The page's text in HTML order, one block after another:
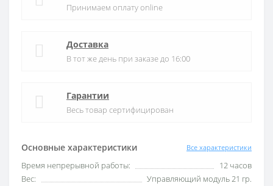
Основные характеристики Все характеристики
Время непрерывной работы:
12 часов
Вес:
Управляющий модуль 21 гр.
Принимаем оплату online
Доставка
В тот же день при заказе до 16:00
Гарантии
Весь товар сертифицирован